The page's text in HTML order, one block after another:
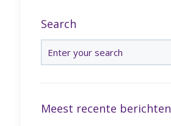
Search
Meest recente berichten